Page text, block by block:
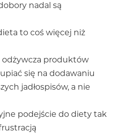
nadal są
to coś więcej niż
odżywcza produktów
się na dodawaniu
jadłospisów, a nie
podejście do diety tak